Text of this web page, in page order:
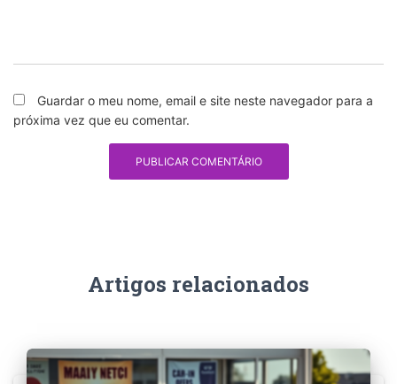
Guardar o meu nome, email e site neste navegador para a
próxima vez que eu comentar.
Artigos relacionados